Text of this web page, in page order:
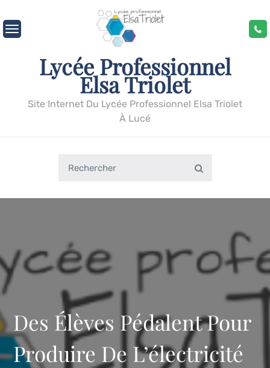
to
content
Lycée Professionnel
Elsa Triolet
Site Internet Du Lycée Professionnel Elsa Triolet
À Lucé
for:
Search
Des Élèves Pédalent Pour
Produire De L’électricité